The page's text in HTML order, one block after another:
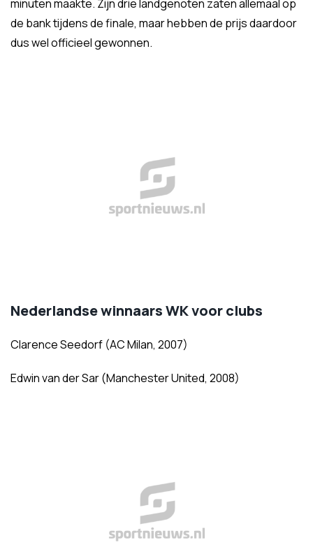
minuten maakte. Zijn drie landgenoten zaten allemaal op
de bank tijdens de finale, maar hebben de prijs daardoor
dus wel officieel gewonnen.
Nederlandse winnaars WK voor clubs
Clarence Seedorf (AC Milan, 2007)
Edwin van der Sar (Manchester United, 2008)